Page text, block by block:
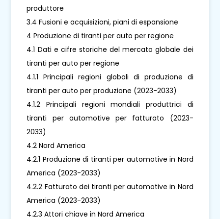
produttore
3.4 Fusioni e acquisizioni, piani di espansione
4 Produzione di tiranti per auto per regione
4.1 Dati e cifre storiche del mercato globale dei
tiranti per auto per regione
4.1.1 Principali regioni globali di produzione di
tiranti per auto per produzione (2023-2033)
4.1.2 Principali regioni mondiali produttrici di
tiranti per automotive per fatturato (2023-
2033)
4.2 Nord America
4.2.1 Produzione di tiranti per automotive in Nord
America (2023-2033)
4.2.2 Fatturato dei tiranti per automotive in Nord
America (2023-2033)
4.2.3 Attori chiave in Nord America